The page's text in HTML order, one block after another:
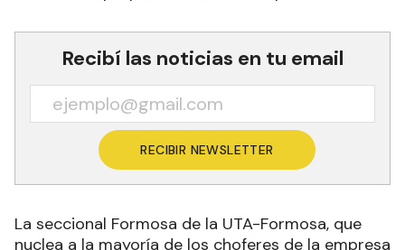
Recibí las noticias en tu email
RECIBIR NEWSLETTER
La seccional Formosa de la UTA-Formosa, que
nuclea a la mayoría de los choferes de la empresa